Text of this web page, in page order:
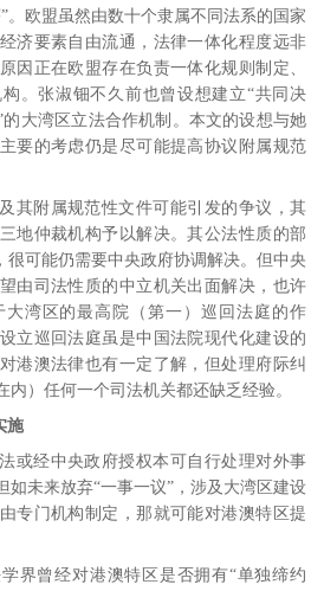
欧盟虽然由数十个隶属不同法系的国家
济要素自由流通，法律一体化程度远非
因正在欧盟存在负责一体化规则制定、
。张淑钿不久前也曾设想建立“共同决
大湾区立法合作机制。 本文的设想与她
要的考虑仍是尽可能提高协议附属规范
其附属规范性文件可能引发的争议，其
地仲裁机构予以解决。其公法性质的部
很可能仍需要中央政府协调解决。但中央
由司法性质的中立机关出面解决，也许
湾区的最高院（第一）巡回法庭的作
立巡回法庭虽是中国法院现代化建设的
港澳法律也有一定了解，但处理府际纠
）任何一个司法机关都还缺乏经验。
施
或经中央政府授权本可自行处理对外事
如未来放弃“一事一议”，涉及大湾区建设
专门机构制定，那就可能对港澳特区提
界曾经对港澳特区是否拥有“单独缔约